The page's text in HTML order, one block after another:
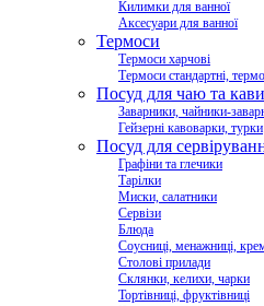
Килимки для ванної
Аксесуари для ванної
Термоси
Термоси харчові
Термоси стандартні,
Посуд для чаю та кави
Заварники, чайники-
Гейзерні кавоварки, турки
Посуд для
Графіни та глечики
Тарілки
Миски, салатники
Сервізи
Блюда
Соусниці, менажниці,
Столові прилади
Склянки, келихи, чарки
Тортівниці, фруктівниці